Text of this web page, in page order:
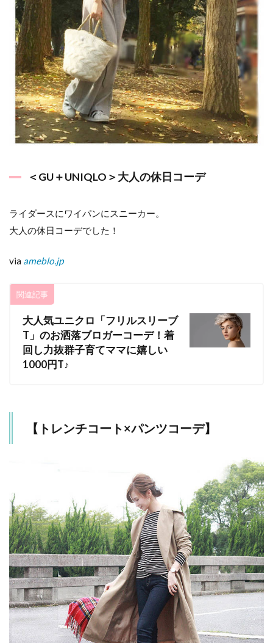
＜GU＋UNIQLO＞大人の休日コーデ
ライダースにワイパンにスニーカー。
大人の休日コーデでした！
via ameblo.jp
関連記事
大人気ユニクロ「フリルスリーブ
T」のお洒落ブロガーコーデ！着
回し力抜群子育てママに嬉しい
1000円T♪
【トレンチコート×パンツコーデ】